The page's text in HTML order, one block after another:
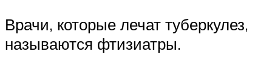
Врачи, которые лечат туберкулез,
называются фтизиатры.